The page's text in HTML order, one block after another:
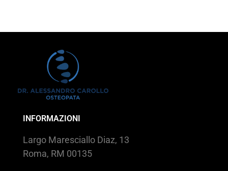
INFORMAZIONI
Largo Maresciallo Diaz, 13
Roma, RM 00135